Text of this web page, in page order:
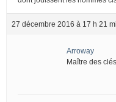
27 décembre 2016 à 17 h 21
Arroway
Maître des clés